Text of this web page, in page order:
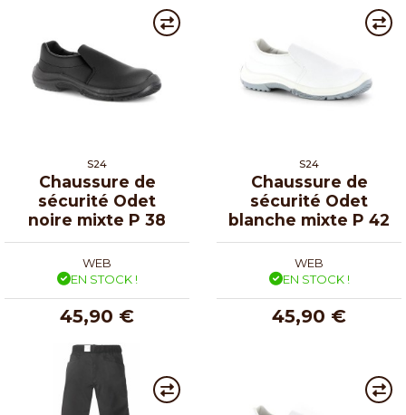
S24
Chaussure de
sécurité Odet
noire mixte P 38
WEB
EN STOCK !
45,90 €
S24
Chaussure de
sécurité Odet
blanche mixte P 42
WEB
EN STOCK !
45,90 €